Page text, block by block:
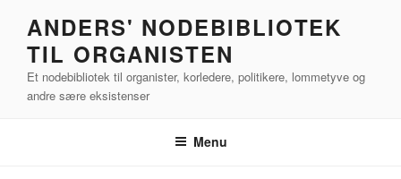
indhold
ANDERS' NODEBIBLIOTEK
TIL ORGANISTEN
Et nodebibliotek til organister, korledere, politikere, lommetyve og
andre sære eksistenser
Menu